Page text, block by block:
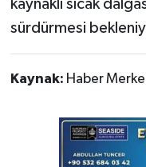
kaynaklı sıcak
sürdürmesi
Kaynak: Haber